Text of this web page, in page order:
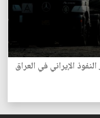
الإيراني في العراق